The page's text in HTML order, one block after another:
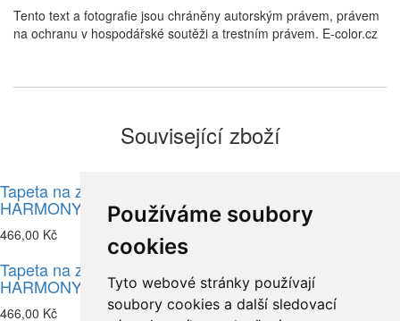
Používáme soubory
cookies
Tyto webové stránky používají
soubory cookies a další sledovací
Tento text a fotografie jsou chráněny autorským právem, právem
na ochranu v hospodářské soutěži a trestním právem. E-color.cz
Související zboží
Tapeta na zeď, PURE
HARMONY, listy hnědá
466,00 Kč
HARMONY, listy zelená
Tapeta na zeď, PURE
HARMONY, listy bronz
466,00 Kč